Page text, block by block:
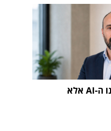
"האתגר הגדול אינו ה-AI אלא